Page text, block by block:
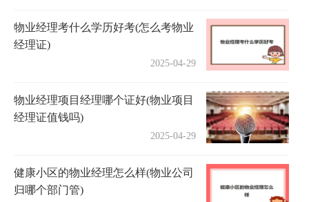
物业经理考什么学历好考(怎么考物业
经理证)
2025-04-29
物业经理项目经理哪个证好(物业项目
经理证值钱吗)
2025-04-29
健康小区的物业经理怎么样(物业公司
归哪个部门管)